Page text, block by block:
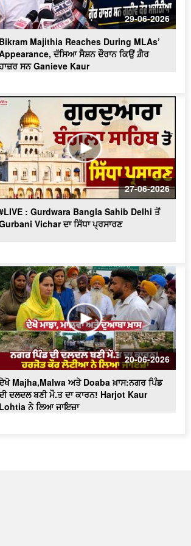
ਖ਼ਾਸ:ਨਗਰ
ਕਾਰਨ! Harjot
29-06-2026
Bikram Majithia Reaches During MLAs’
ਦੱਸਿਆ ਸੈਸ਼ਨ ਦੌਰਾਨ ਕਿਉਂ ਗ਼ੈਰ
ਸਨ Ganieve Kaur
27-06-2026
: Gurdwara Bangla Sahib Delhi ਤੋਂ
Vichar ਦਾ ਸਿੱਧਾ ਪ੍ਰਸਾਰਣ
20-06-2026
Majha,Malwa ਅਤੇ Doaba ਖ਼ਾਸ:ਨਗਰ ਪਿੰਡ
ਦਲਦਲ ਬਣੀ ਮੌ.ਤ ਦਾ ਕਾਰਨ! Harjot Kaur
Lohtia ਨੇ ਲਿਆ ਜਾਇਜ਼ਾ